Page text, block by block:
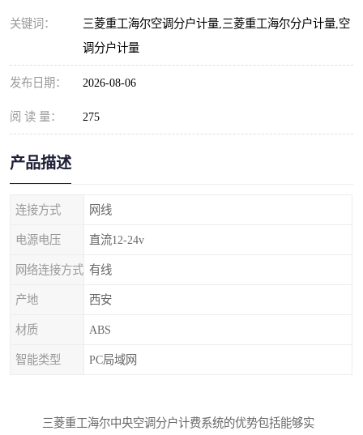
关键词：
三菱重工海尔空调分户计量,三菱重工海尔分户计量,空
调分户计量
发布日期： 2026-08-06
阅 读 量： 275
产品描述
连接方式 网线
电源电压 直流12-24v
网络连接方式 有线
产地 西安
材质 ABS
智能类型 PC局域网
三菱重工海尔中央空调分户计费系统的优势包括能够实